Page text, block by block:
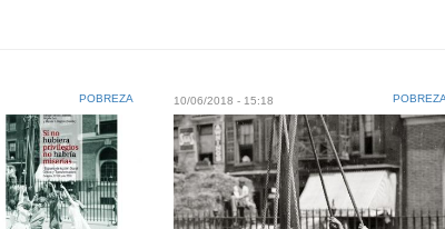
POBREZA 10/06/2018 - 15:18